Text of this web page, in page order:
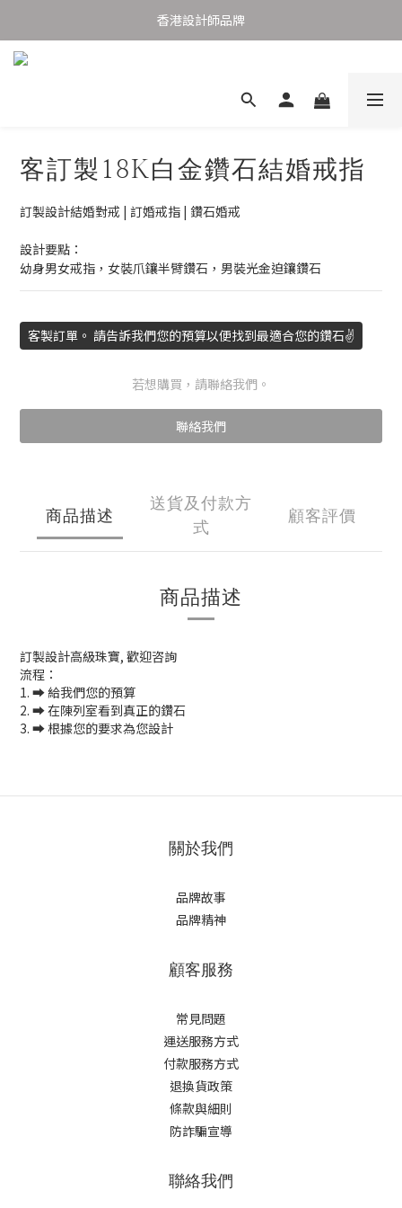
購物滿港幣1,000元香港及澳門免運費
香港設計師品牌
客訂製18K白金鑽石結婚戒指
訂製設計結婚對戒 | 訂婚戒指 | 鑽石婚戒
設計要點：
幼身男女戒指，女裝爪鑲半臂鑽石，男裝光金迫鑲鑽石
客製訂單。 請告訴我們您的預算以便找到最適合您的鑽石✌️
若想購買，請聯絡我們。
聯絡我們
商品描述
送貨及付款方
式
顧客評價
商品描述
訂製設計高級珠寶, 歡迎咨詢
流程：
1. ➡️ 給我們您的預算
2. ➡️ 在陳列室看到真正的鑽石
3. ➡️ 根據您的要求為您設計
關於我們
品牌故事
品牌精神
顧客服務
常見問題
運送服務方式
付款服務方式
退換貨政策
條款與細則
防詐騙宣導
聯絡我們